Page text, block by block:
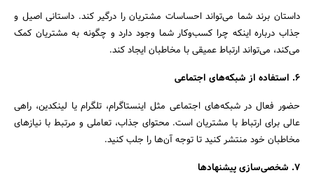
داستان برند شما می‌تواند احساسات مشتریان را درگیر کند. داستانی اصیل و
جذاب درباره اینکه چرا کسب‌وکار شما وجود دارد و چگونه به مشتریان کمک
می‌کند، می‌تواند ارتباط عمیقی با مخاطبان ایجاد کند.
6. استفاده از شبکه‌های اجتماعی
حضور فعال در شبکه‌های اجتماعی مثل اینستاگرام، تلگرام یا لینکدین، راهی
عالی برای ارتباط با مشتریان است. محتوای جذاب، تعاملی و مرتبط با نیازهای
مخاطبان خود منتشر کنید تا توجه آن‌ها را جلب کنید.
7. شخصی‌سازی پیشنهادها